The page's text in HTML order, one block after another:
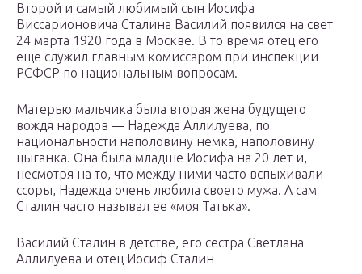
Второй и самый любимый сын Иосифа
Виссарионовича Сталина Василий появился на свет
24 марта 1920 года в Москве. В то время отец его
еще служил главным комиссаром при инспекции
РСФСР по национальным вопросам.
Матерью мальчика была вторая жена будущего
вождя народов — Надежда Аллилуева, по
национальности наполовину немка, наполовину
цыганка. Она была младше Иосифа на 20 лет и,
несмотря на то, что между ними часто вспыхивали
ссоры, Надежда очень любила своего мужа. А сам
Сталин часто называл ее «моя Татька».
Василий Сталин в детстве, его сестра Светлана
Аллилуева и отец Иосиф Сталин